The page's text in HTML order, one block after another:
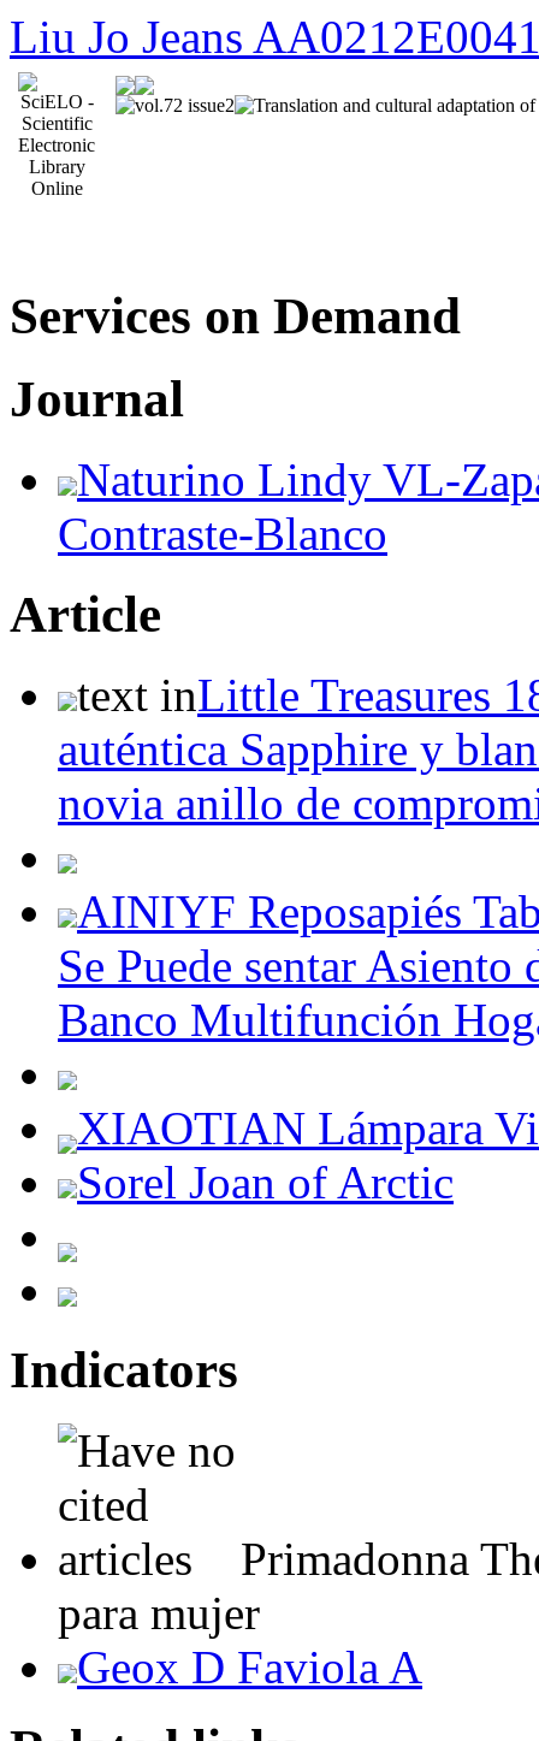
Liu Jo Jeans
Services on Demand
Journal
Naturino Lindy VL-
Contraste-Blanco
Article
text inLittle Treasures
auténtica Sapphire y
novia anillo de
AINIYF Reposapiés
Se Puede sentar
Banco Multifunción
XIAOTIAN Lámpara
Sorel Joan of Arctic
Indicators
Primadonna
para mujer
Geox D Faviola A